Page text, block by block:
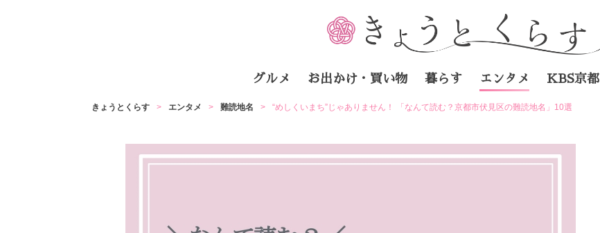
グルメ お出かけ・買い物 暮らす エンタメ KBS京都
きょうとくらす エンタメ 難読地名 “めしくいまち”じゃありません！ 「なんて読む？京都市伏見区の難読地名」10選